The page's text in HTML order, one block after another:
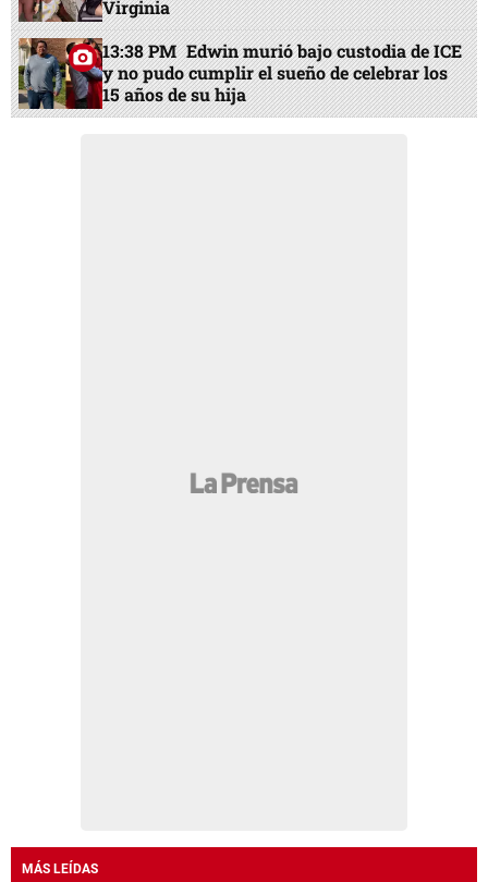
Virginia
13:38 PM Edwin murió bajo custodia de ICE
y no pudo cumplir el sueño de celebrar los
15 años de su hija
MÁS LEÍDAS